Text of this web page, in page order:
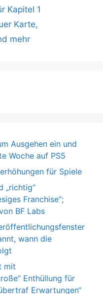
Kapitel 1
Karte,
mehr
Ausgehen ein und
Woche auf PS5
für Spiele
„richtig“
Franchise“;
BF Labs
wann die
mit
Enthüllung für
Erwartungen“